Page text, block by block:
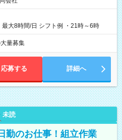
大8時間/日 シフト例 ・21時～6時
量募集
応募する 詳細へ
未読
勤のお仕事！組立作業